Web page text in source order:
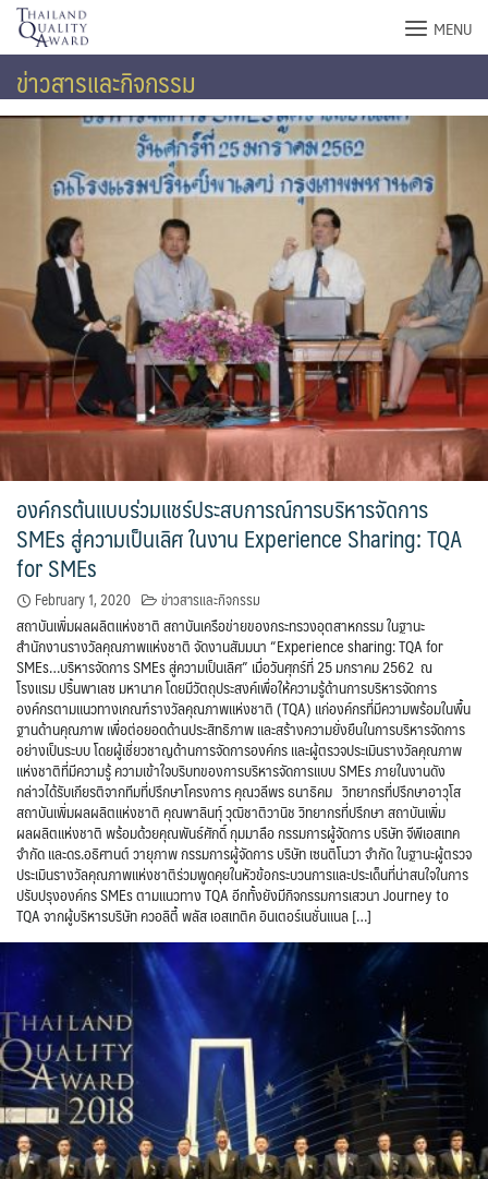
Skip
content
MENU
ข่าวสารและกิจกรรม
องค์กรต้นแบบร่วมแชร์ประสบการณ์การบริหารจัดการ
SMEs สู่ความเป็นเลิศ ในงาน Experience Sharing: TQA
for SMEs
February 1, 2020 ข่าวสารและกิจกรรม
สถาบันเพิ่มผลผลิตแห่งชาติ สถาบันเครือข่ายของกระทรวงอุตสาหกรรม ในฐานะ
สำนักงานรางวัลคุณภาพแห่งชาติ จัดงานสัมมนา “Experience sharing: TQA for
SMEs…บริหารจัดการ SMEs สู่ความเป็นเลิศ” เมื่อวันศุกร์ที่ 25 มกราคม 2562 ณ
โรงแรม ปริ้นพาเลซ มหานาค โดยมีวัตถุประสงค์เพื่อให้ความรู้ด้านการบริหารจัดการ
องค์กรตามแนวทางเกณฑ์รางวัลคุณภาพแห่งชาติ (TQA) แก่องค์กรที่มีความพร้อมในพื้น
ฐานด้านคุณภาพ เพื่อต่อยอดด้านประสิทธิภาพ และสร้างความยั่งยืนในการบริหารจัดการ
อย่างเป็นระบบ โดยผู้เชี่ยวชาญด้านการจัดการองค์กร และผู้ตรวจประเมินรางวัลคุณภาพ
แห่งชาติที่มีความรู้ ความเข้าใจบริบทของการบริหารจัดการแบบ SMEs ภายในงานดัง
กล่าวได้รับเกียรติจากทีมที่ปรึกษาโครงการ คุณวลีพร ธนาธิคม วิทยากรที่ปรึกษาอาวุโส
สถาบันเพิ่มผลผลิตแห่งชาติ คุณพาลินทุ์ วุฒิชาติวานิช วิทยากรที่ปรึกษา สถาบันเพิ่ม
ผลผลิตแห่งชาติ พร้อมด้วยคุณพันธ์ศักดิ์ กุมมาลือ กรรมการผู้จัดการ บริษัท จีพีเอสเทค
จำกัด และดร.อธิศานต์ วายุภาพ กรรมการผู้จัดการ บริษัท เซนติโนวา จำกัด ในฐานะผู้ตรวจ
ประเมินรางวัลคุณภาพแห่งชาติร่วมพูดคุยในหัวข้อกระบวนการและประเด็นที่น่าสนใจในการ
ปรับปรุงองค์กร SMEs ตามแนวทาง TQA อีกทั้งยังมีกิจกรรมการเสวนา Journey to
TQA จากผู้บริหารบริษัท ควอลิตี้ พลัส เอสเทติค อินเตอร์เนชั่นแนล […]